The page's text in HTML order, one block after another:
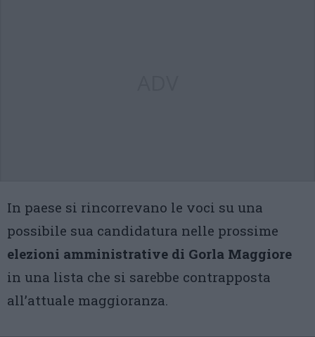
In paese si rincorrevano le voci su una
possibile sua candidatura nelle prossime
elezioni amministrative di Gorla Maggiore
in una lista che si sarebbe contrapposta
all’attuale maggioranza.